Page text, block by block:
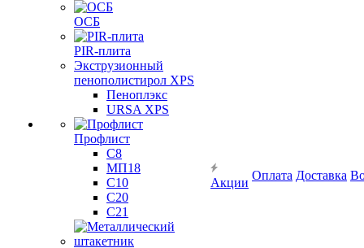
ОСБ
PIR-плита
Экструзионный
пенополистирол XPS
Пеноплэкс
URSA XPS
Профлист
С8
МП18
С10
С20
С21
Акции
Оплата Доставка